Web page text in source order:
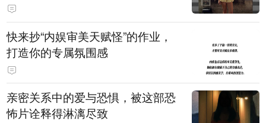
快来抄“内娱审美天赋怪”的作业，
打造你的专属氛围感
亲密关系中的爱与恐惧，被这部恐
怖片诠释得淋漓尽致